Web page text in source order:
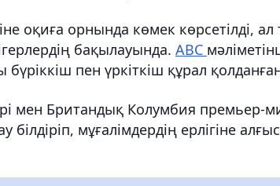
оқиға орнында көмек көрсетілді, ал
бақылауында. ABC
пен үркіткіш құрал
мен Британдық Колумбия премьер-
мұғалімдердің ерлігіне